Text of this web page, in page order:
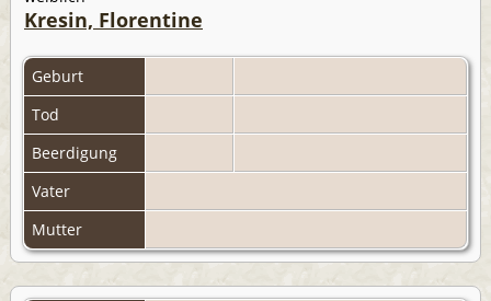
Kresin, Florentine
Geburt
Tod
Beerdigung
Vater
Mutter